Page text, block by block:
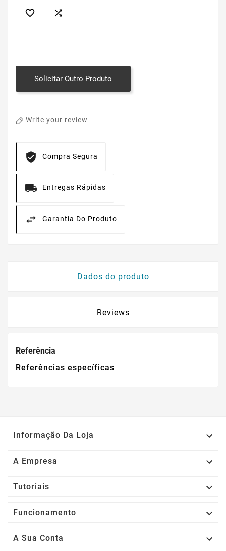
 
Solicitar Outro Produto
Write your review
Compra Segura
Entregas Rápidas
Garantia Do Produto
Dados do produto
Reviews
Referência
Referências específicas
Informação Da Loja 
A Empresa 
Tutoriais 
Funcionamento 
A Sua Conta 